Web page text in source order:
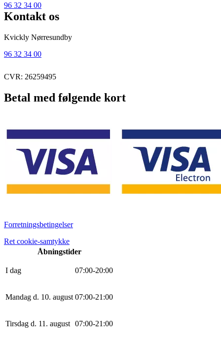
96 32 34 00
Kontakt os
Kvickly Nørresundby
96 32 34 00
CVR: 26259495
Betal med følgende kort
Forretningsbetingelser
Ret cookie-samtykke
Åbningstider
I dag 07:00-20:00
Mandag d. 10. august 07:00-21:00
Tirsdag d. 11. august 07:00-21:00